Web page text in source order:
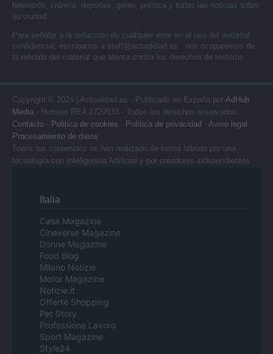
televisión, crónica, deportes, gente, política y todas las noticias sobre
su ciudad.
Para señalar a la redacción de cualquier error en el uso del material
confidencial, escríbanos a staff@actualidad.es : nos ocuparemos de
la retirada del material que atenta contra los derechos de terceros.
Copyright © 2024 | Actualidad.es - Publicado en España por AdHub
Media - Numero REA 2729933 - Todos los derechos reservados.
Contacto - Politica de cookies - Política de privacidad - Aviso legal -
Procesamiento de datos
Todos los contenidos se han realizado de forma híbrida por una
tecnología con Inteligencia Artificial y por creadores independientes
Italia
Casa Magazine
Cineverse Magazine
Donne Magazine
Food Blog
Milano Notizie
Motor Magazine
Notizie.it
Offerte Shopping
Pet Story
Professione Lavoro
Sport Magazine
Style24